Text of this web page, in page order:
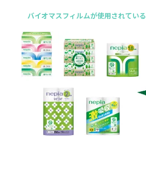
バイオマスフィルムが使用されている